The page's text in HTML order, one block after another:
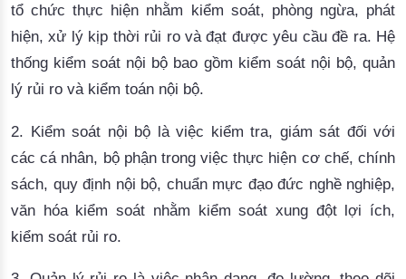
tổ chức thực hiện nhằm kiểm soát, phòng ngừa, phát
hiện, xử lý kịp thời rủi ro và đạt được yêu cầu đề ra. Hệ
thống kiểm soát nội bộ bao gồm kiểm soát nội bộ, quản
lý rủi ro và kiểm toán nội bộ.
2. Kiểm soát nội bộ là việc kiểm tra, giám sát đối với
các cá nhân, bộ phận trong việc thực hiện cơ chế, chính
sách, quy định nội bộ, chuẩn mực đạo đức nghề nghiệp,
văn hóa kiểm soát nhằm kiểm soát xung đột lợi ích,
kiểm soát rủi ro.